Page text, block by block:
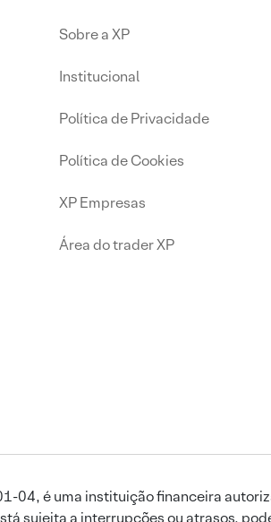
Sobre a XP
Institucional
Política de Privacidade
Política de Cookies
XP Empresas
Área do trader XP
04, é uma instituição financeira
sujeita a interrupções ou atrasos,